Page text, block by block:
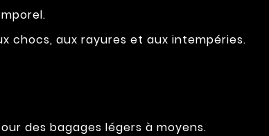
chocs, aux rayures et aux intempéries.
des bagages légers à moyens.